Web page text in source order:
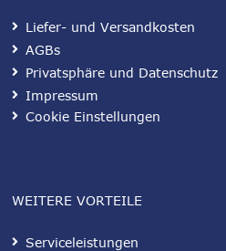
Liefer- und Versandkosten
AGBs
Privatsphäre und Datenschutz
Impressum
Cookie Einstellungen
WEITERE VORTEILE
Serviceleistungen